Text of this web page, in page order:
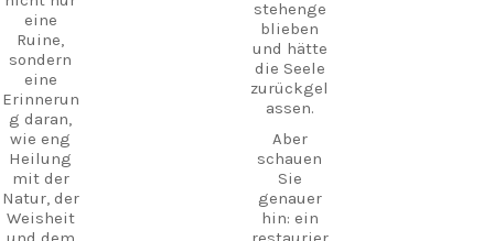
Museum
und
erleben
Sie
authentis
che
Inselgastf
reundsch
aft an
einem Ort,
an dem
Geschicht
Kos
Verborgen
eSchätze
Strandleb
en
Insellebe
Reiseführ
er
UrlaubInG
riechenla
nd
eine
Ruine,
sondern
eine
Erinnerun
g daran,
wie eng
Heilung
mit der
Natur, der
Weisheit
stehenge
blieben
und hätte
die Seele
zurückgel
assen.
Aber
schauen
Sie
genauer
hin: ein